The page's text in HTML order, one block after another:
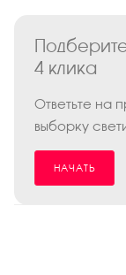
4 клика
Ответьте на
выборку
НАЧАТЬ